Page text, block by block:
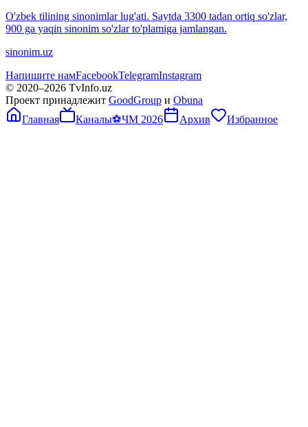
O'zbek tilining sinonimlar lug'ati. Saytda 3300 tadan ortiq so'zlar,
900 ga yaqin sinonim so'zlar to'plamiga jamlangan.
sinonim.uz
Напишите намFacebookTelegramInstagram
© 2020–2026 TvInfo.uz
Проект принадлежит GoodGroup и Obuna
Главная
Каналы⚽ЧМ 2026 Архив Избранное